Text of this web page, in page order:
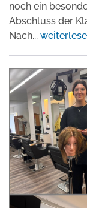
noch ein
Abschluss der
Nach...